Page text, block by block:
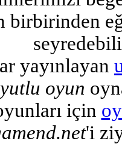
birbirinden
yayınlayan
oyun
için
'i